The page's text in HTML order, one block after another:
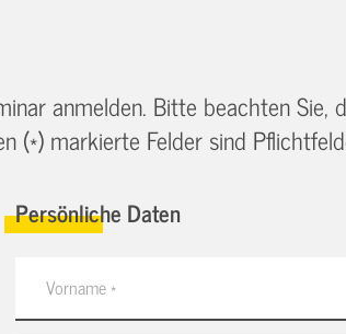
anmelden. Bitte beachten
(*) markierte Felder sind
Persönliche Daten